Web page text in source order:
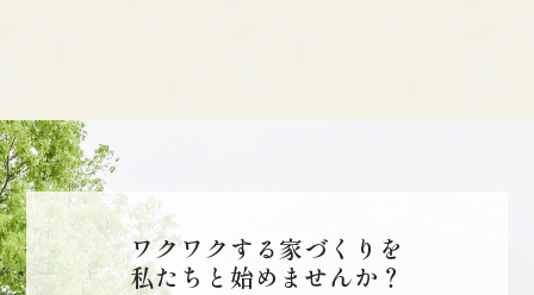
ワクワクする家づくりを
私たちと始めませんか？